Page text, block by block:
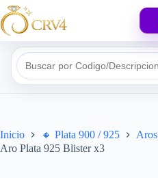
Buscar por Codigo/Descripcion
Inicio 🔸​ Plata 900 / 925
Aros
Aro Plata 925 Blister x3